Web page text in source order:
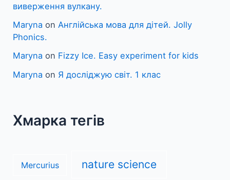
виверження вулкану.
Maryna onАнглійська мова для дітей. Jolly
Phonics.
Maryna on Fizzy Ice. Easy experiment for kids
Maryna on Я досліджую світ. 1 клас
Хмарка тегів
Mercurius nature science